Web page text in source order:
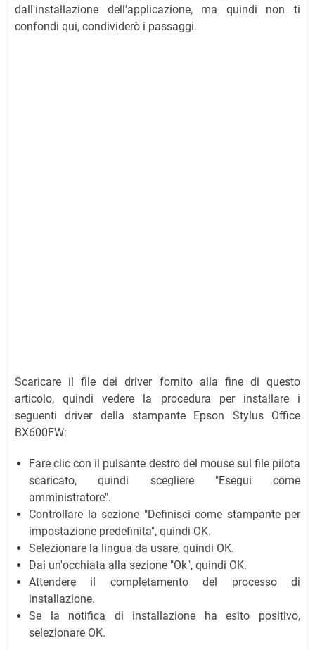
dall'installazione dell'applicazione, ma quindi non ti
confondi qui, condividerò i passaggi.
Scaricare il file dei driver fornito alla fine di questo
articolo, quindi vedere la procedura per installare i
seguenti driver della stampante Epson Stylus Office
BX600FW:
Fare clic con il pulsante destro del mouse sul file pilota
scaricato, quindi scegliere "Esegui come
amministratore".
Controllare la sezione "Definisci come stampante per
impostazione predefinita", quindi OK.
Selezionare la lingua da usare, quindi OK.
Dai un'occhiata alla sezione "Ok", quindi OK.
Attendere il completamento del processo di
installazione.
Se la notifica di installazione ha esito positivo,
selezionare OK.